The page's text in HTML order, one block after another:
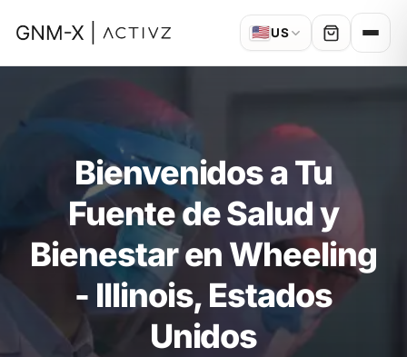
🇺🇸US
Bienvenidos a Tu
Fuente de Salud y
Bienestar en Wheeling
- Illinois, Estados
Unidos